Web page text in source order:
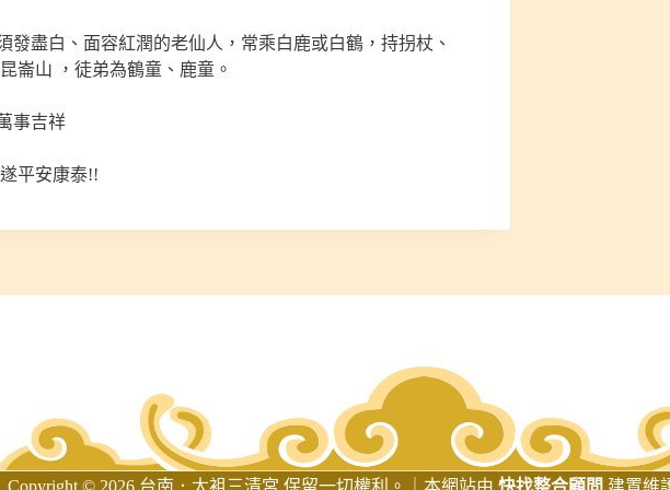
發盡白、面容紅潤的老仙人，常乘白鹿或白鶴，持拐杖、
崙山 ，徒弟為鶴童、鹿童。
事吉祥
平安康泰!!
Copyright © 2026 台南．太袓三清宮 保留一切權利。｜本網站由 快找整合顧問 建置維